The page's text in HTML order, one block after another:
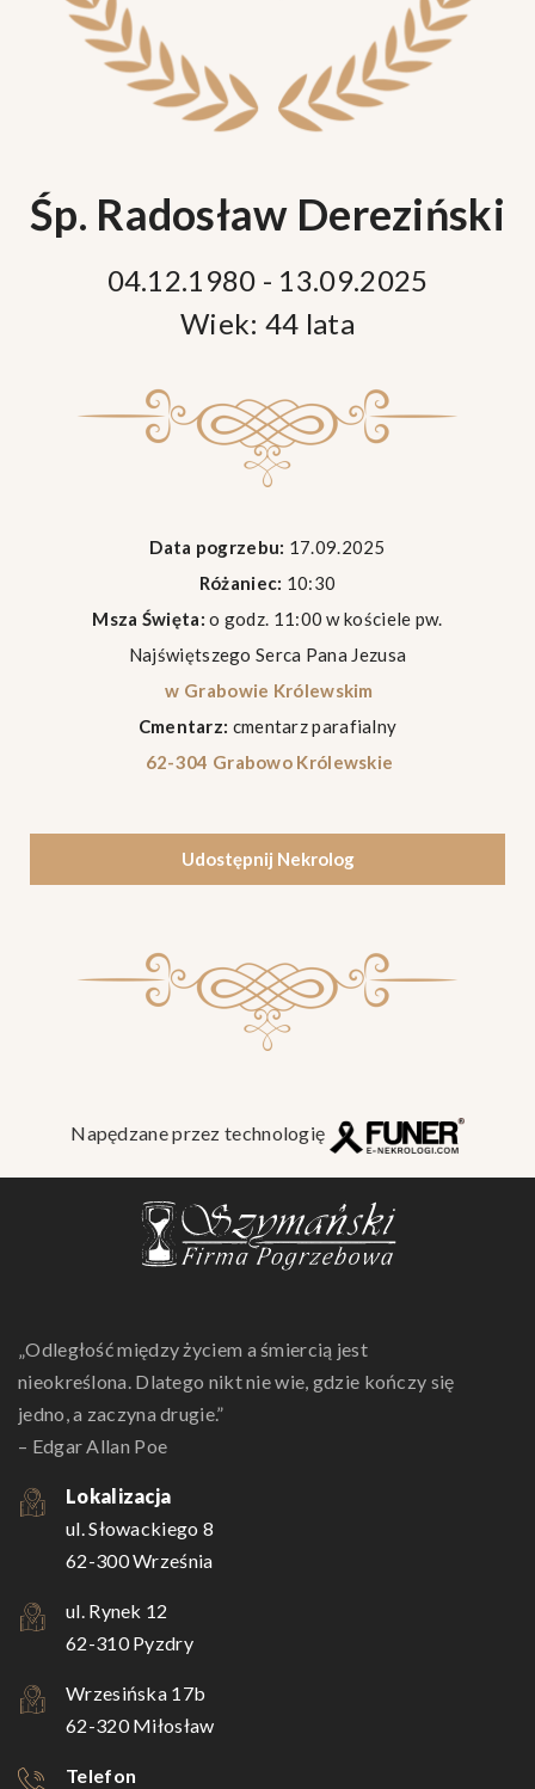
Śp. Radosław Dereziński
04.12.1980 - 13.09.2025
Wiek: 44 lata
Data pogrzebu: 17.09.2025
Różaniec: 10:30
Msza Święta: o godz. 11:00 w kościele pw.
Najświętszego Serca Pana Jezusa
w Grabowie Królewskim
Cmentarz: cmentarz parafialny
62-304 Grabowo Królewskie
Udostępnij Nekrolog
Napędzane przez technologię
„Odległość między życiem a śmiercią jest
nieokreślona. Dlatego nikt nie wie, gdzie kończy się
jedno, a zaczyna drugie.”
– Edgar Allan Poe
Lokalizacja
ul. Słowackiego 8
62-300 Września
ul. Rynek 12
62-310 Pyzdry
Wrzesińska 17b
62-320 Miłosław
Telefon